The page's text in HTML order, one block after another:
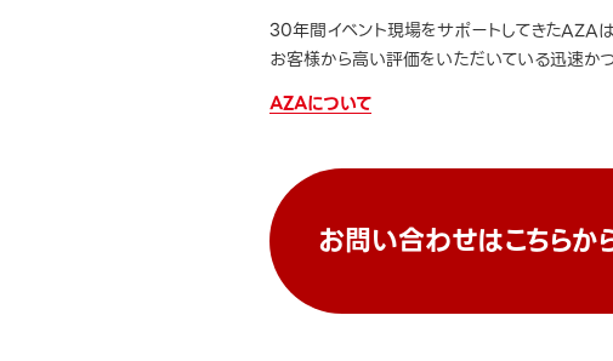
30年間イベント現場をサポートしてきたAZA
お客様から高い評価をいただいている迅速か
AZAについて
お問い合わせはこちらか